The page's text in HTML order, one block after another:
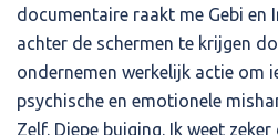
documentaire raakt me Gebi en
achter de schermen te krijgen
ondernemen werkelijk actie om
psychische en emotionele
Zelf. Diepe buiging. Ik weet